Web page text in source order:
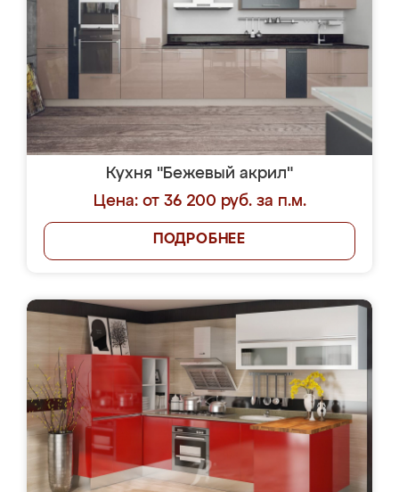
Кухня "Бежевый акрил"
Цена: от 36 200 руб. за п.м.
ПОДРОБНЕЕ